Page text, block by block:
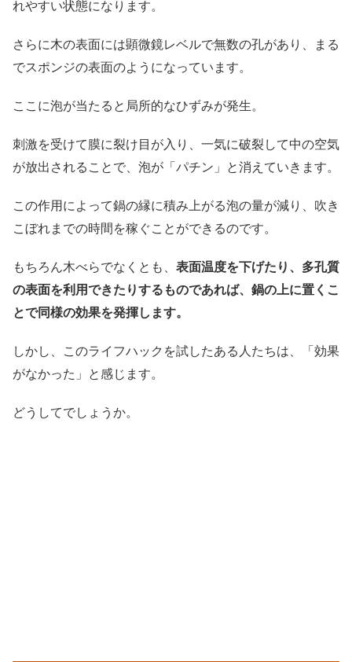
れやすい状態になります。
さらに木の表面には顕微鏡レベルで無数の孔があり、まる
でスポンジの表面のようになっています。
ここに泡が当たると局所的なひずみが発生。
刺激を受けて膜に裂け目が入り、一気に破裂して中の空気
が放出されることで、泡が「パチン」と消えていきます。
この作用によって鍋の縁に積み上がる泡の量が減り、吹き
こぼれまでの時間を稼ぐことができるのです。
もちろん木べらでなくとも、 表面温度を下げたり、多孔質
の表面を利用できたりするものであれば、鍋の上に置くこ
とで同様の効果を発揮します。
しかし、このライフハックを試したある人たちは、「効果
がなかった」と感じます。
どうしてでしょうか。